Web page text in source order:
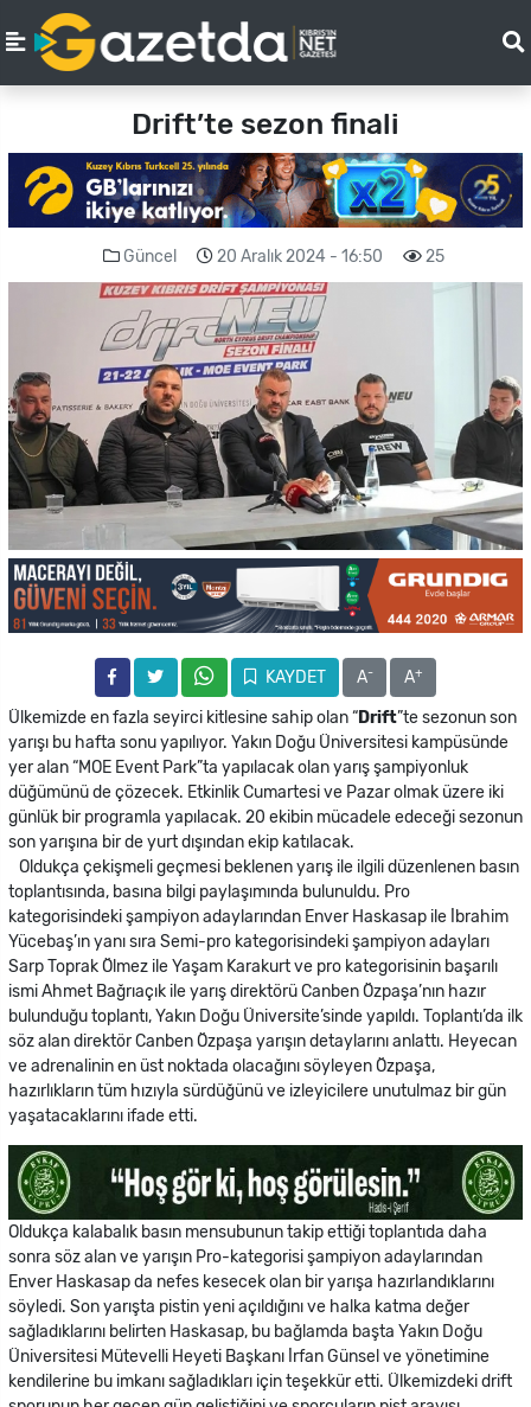
Drift’te sezon finali
Güncel 20 Aralık 2024 - 16:50 25
KAYDET A- A+
Ülkemizde en fazla seyirci kitlesine sahip olan “Drift”te sezonun son
yarışı bu hafta sonu yapılıyor. Yakın Doğu Üniversitesi kampüsünde
yer alan “MOE Event Park”ta yapılacak olan yarış şampiyonluk
düğümünü de çözecek. Etkinlik Cumartesi ve Pazar olmak üzere iki
günlük bir programla yapılacak. 20 ekibin mücadele edeceği sezonun
son yarışına bir de yurt dışından ekip katılacak.
Oldukça çekişmeli geçmesi beklenen yarış ile ilgili düzenlenen basın
toplantısında, basına bilgi paylaşımında bulunuldu. Pro
kategorisindeki şampiyon adaylarından Enver Haskasap ile İbrahim
Yücebaş’ın yanı sıra Semi-pro kategorisindeki şampiyon adayları
Sarp Toprak Ölmez ile Yaşam Karakurt ve pro kategorisinin başarılı
ismi Ahmet Bağrıaçık ile yarış direktörü Canben Özpaşa’nın hazır
bulunduğu toplantı, Yakın Doğu Üniversite’sinde yapıldı. Toplantı’da ilk
söz alan direktör Canben Özpaşa yarışın detaylarını anlattı. Heyecan
ve adrenalinin en üst noktada olacağını söyleyen Özpaşa,
hazırlıkların tüm hızıyla sürdüğünü ve izleyicilere unutulmaz bir gün
yaşatacaklarını ifade etti.
Oldukça kalabalık basın mensubunun takip ettiği toplantıda daha
sonra söz alan ve yarışın Pro-kategorisi şampiyon adaylarından
Enver Haskasap da nefes kesecek olan bir yarışa hazırlandıklarını
söyledi. Son yarışta pistin yeni açıldığını ve halka katma değer
sağladıklarını belirten Haskasap, bu bağlamda başta Yakın Doğu
Üniversitesi Mütevelli Heyeti Başkanı İrfan Günsel ve yönetimine
kendilerine bu imkanı sağladıkları için teşekkür etti. Ülkemizdeki drift